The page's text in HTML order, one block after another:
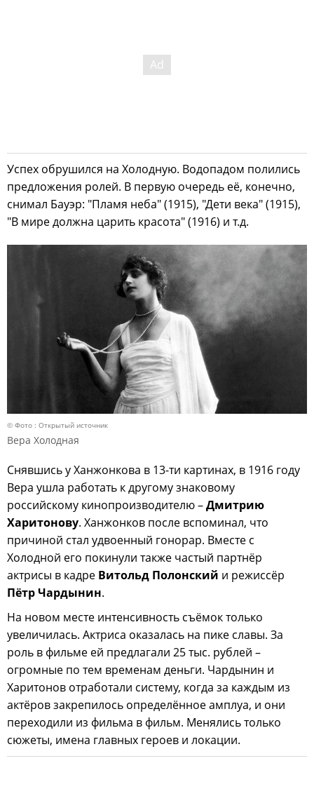
Успех обрушился на Холодную. Водопадом полились
предложения ролей. В первую очередь её, конечно,
снимал Бауэр: "Пламя неба" (1915), "Дети века" (1915),
"В мире должна царить красота" (1916) и т.д.
© Фото : Открытый источник
Вера Холодная
Снявшись у Ханжонкова в 13-ти картинах, в 1916 году
Вера ушла работать к другому знаковому
российскому кинопроизводителю –Дмитрию
Харитонову. Ханжонков после вспоминал, что
причиной стал удвоенный гонорар. Вместе с
Холодной его покинули также частый партнёр
актрисы в кадре Витольд Полонский и режиссёр
Пётр Чардынин.
На новом месте интенсивность съёмок только
увеличилась. Актриса оказалась на пике славы. За
роль в фильме ей предлагали 25 тыс. рублей –
огромные по тем временам деньги. Чардынин и
Харитонов отработали систему, когда за каждым из
актёров закрепилось определённое амплуа, и они
переходили из фильма в фильм. Менялись только
сюжеты, имена главных героев и локации.